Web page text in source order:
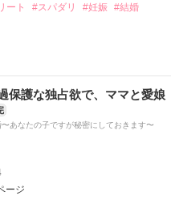
ート #スパダリ #妊娠 #結婚
す。結婚・出産後のふたり
ろしていますので、どうぞよ
保護な独占欲で、ママと愛娘
あなたの子ですが秘密にしておきます〜
ージ